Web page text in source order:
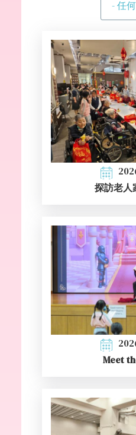
探訪老人
Meet